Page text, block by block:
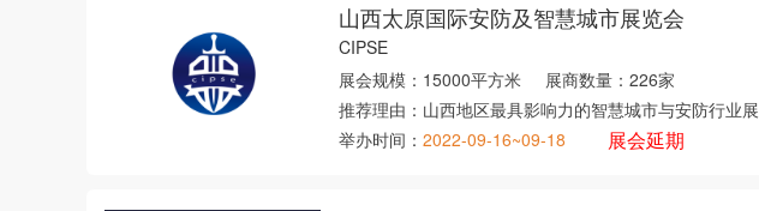
山西太原国际安防及智慧城市展览会
CIPSE
展会规模： 15000平方米 展商数量： 226家
推荐理由： 山西地区最具影响力的智慧城市与安防行业展
举办时间： 2022-09-16~09-18 展会延期